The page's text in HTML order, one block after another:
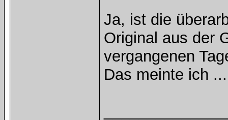
Ja, ist die
Original aus der
vergangenen
Das meinte ich ...